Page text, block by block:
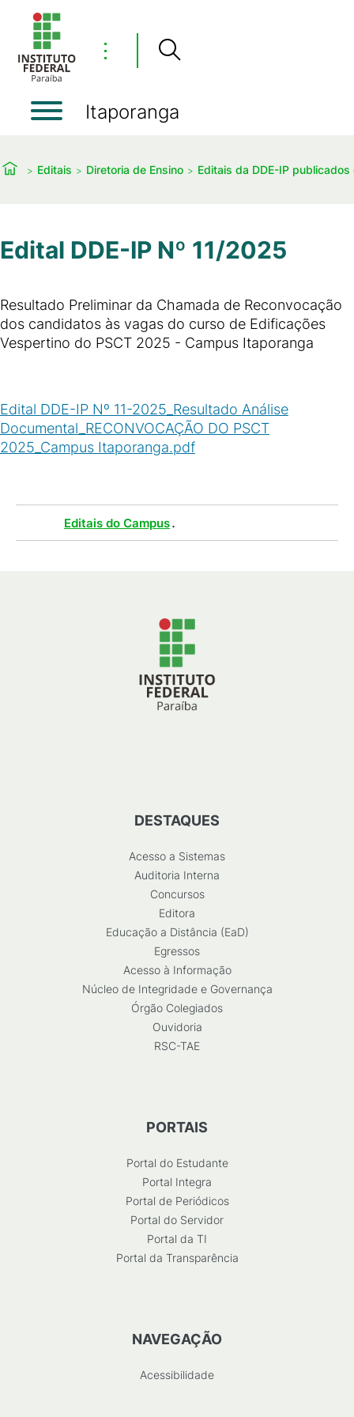
⋮
Itaporanga
Editais Diretoria de Ensino Editais da DDE-IP
Edital DDE-IP Nº 11/2025
Resultado Preliminar da Chamada de Reconvocação
dos candidatos às vagas do curso de Edificações
Vespertino do PSCT 2025 - Campus Itaporanga
Edital DDE-IP Nº 11-2025_Resultado Análise
Documental_RECONVOCAÇÃO DO PSCT
2025_Campus Itaporanga.pdf
Editais do Campus.
DESTAQUES
Acesso a Sistemas
Auditoria Interna
Concursos
Editora
Educação a Distância (EaD)
Egressos
Acesso à Informação
Núcleo de Integridade e Governança
Órgão Colegiados
Ouvidoria
RSC-TAE
PORTAIS
Portal do Estudante
Portal Integra
Portal de Periódicos
Portal do Servidor
Portal da TI
Portal da Transparência
NAVEGAÇÃO
Acessibilidade